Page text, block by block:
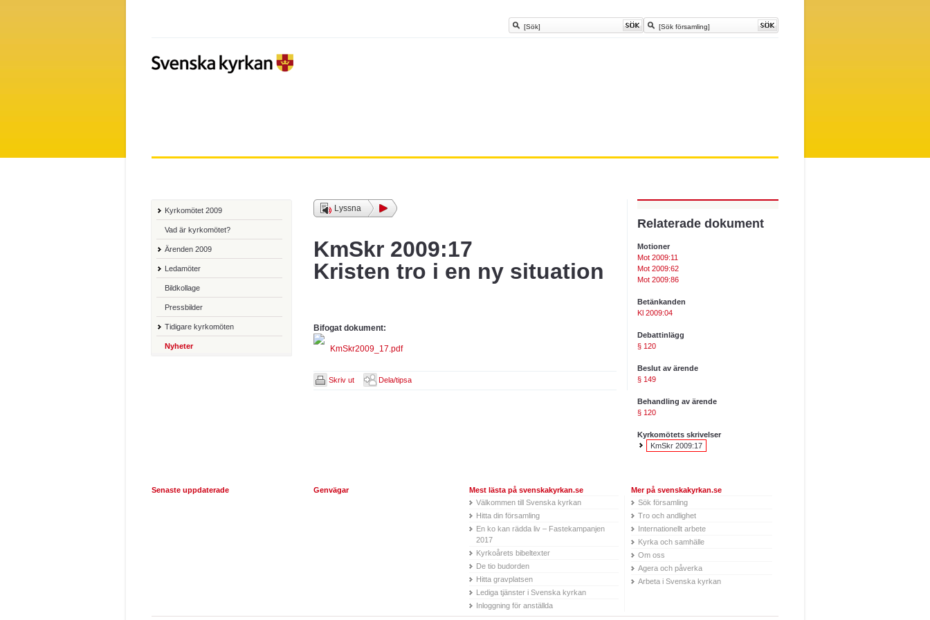
Lyssna
KmSkr 2009:17
Kristen tro i en ny situation
Bifogat dokument:
KmSkr2009_17.pdf
Skriv ut Dela/tipsa
Kyrkomötet 2009
Vad är kyrkomötet?
Ärenden 2009
Ledamöter
Bildkollage
Pressbilder
Tidigare kyrkomöten
Nyheter
Relaterade dokument
Motioner
Mot 2009:11
Mot 2009:62
Mot 2009:86
Betänkanden
Kl 2009:04
Debattinlägg
§ 120
Beslut av ärende
§ 149
Behandling av ärende
§ 120
Kyrkomötets skrivelser
KmSkr 2009:17
Senaste uppdaterade Genvägar
Mest lästa på svenskakyrkan.se
Välkommen till Svenska kyrkan
Hitta din församling
En ko kan rädda liv – Fastekampanjen
2017
Kyrkoårets bibeltexter
De tio budorden
Hitta gravplatsen
Lediga tjänster i Svenska kyrkan
Inloggning för anställda
Mer på svenskakyrkan.se
Sök församling
Tro och andlighet
Internationellt arbete
Kyrka och samhälle
Om oss
Agera och påverka
Arbeta i Svenska kyrkan